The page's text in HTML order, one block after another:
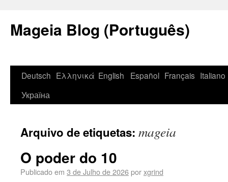
Mageia Blog (Português)
Deutsch Ελληνικά English Español Français Italiano
Україна
Arquivo de etiquetas: mageia
O poder do 10
Publicado em 3 de Julho de 2026porxgrind